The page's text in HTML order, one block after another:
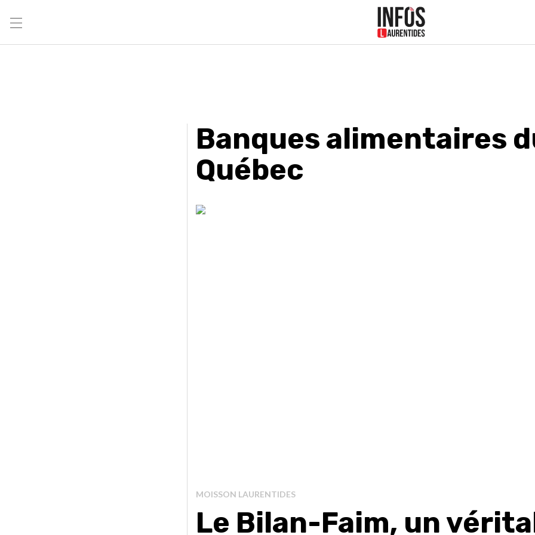
Banques alimentaires
Québec
MOISSON LAURENTIDES
Le Bilan-Faim, un